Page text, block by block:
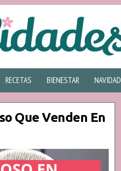
RECETAS BIENESTAR NAVIDAD
Que Venden En